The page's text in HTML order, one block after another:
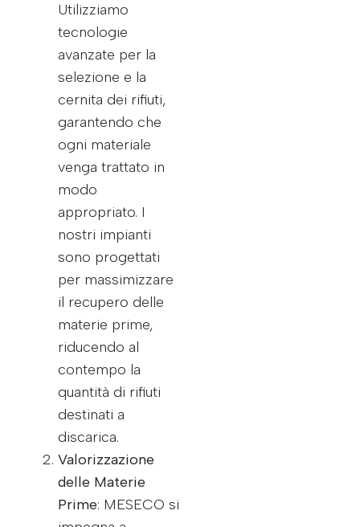
Utilizziamo
tecnologie
avanzate per la
selezione e la
cernita dei rifiuti,
garantendo che
ogni materiale
venga trattato in
modo
appropriato. I
nostri impianti
sono progettati
per massimizzare
il recupero delle
materie prime,
riducendo al
contempo la
quantità di rifiuti
destinati a
discarica.
Valorizzazione
delle Materie
Prime: MESECO si